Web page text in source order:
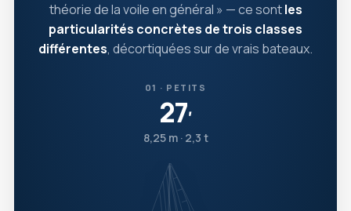
théorie de la voile en général » — ce sontles
particularités concrètes de trois classes
différentes, décortiquées sur de vrais bateaux.
01 · PETITS
27′
8,25 m · 2,3 t